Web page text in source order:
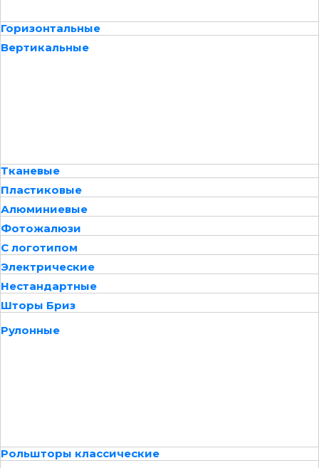
Горизонтальные
Вертикальные
Тканевые
Пластиковые
Алюминиевые
Фотожалюзи
С логотипом
Электрические
Нестандартные
Шторы Бриз
Рулонные
Рольшторы классические